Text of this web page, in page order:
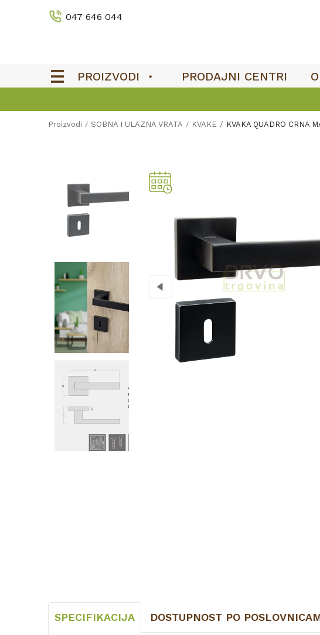
047 646 044
PROIZVODI PRODAJNI CENTRI
Proizvodi SOBNA I ULAZNA VRATA KVAKE KVAKA QUADRO CRNA
SPECIFIKACIJA DOSTUPNOST PO